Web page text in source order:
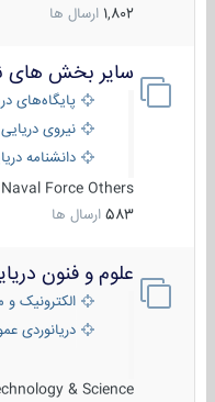
1,802 ارسال ها
سایر بخش های
پایگاه‌های
نیروی
دانشنامه
Naval Force Others
583 ارسال ها
علوم و فنون
الکترونیک و
دریانوردی
& Science